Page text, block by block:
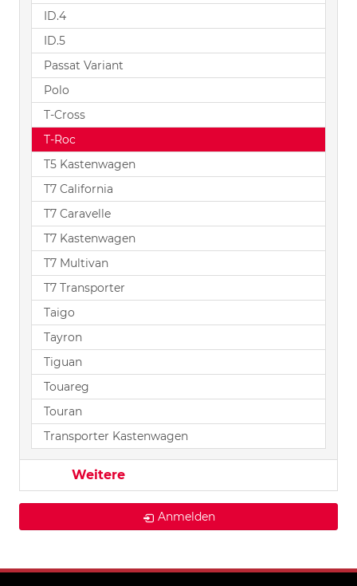
ID.4
ID.5
Passat Variant
Polo
T-Cross
T-Roc
T5 Kastenwagen
T7 California
T7 Caravelle
T7 Kastenwagen
T7 Multivan
T7 Transporter
Taigo
Tayron
Tiguan
Touareg
Touran
Transporter Kastenwagen
Weitere
Anmelden